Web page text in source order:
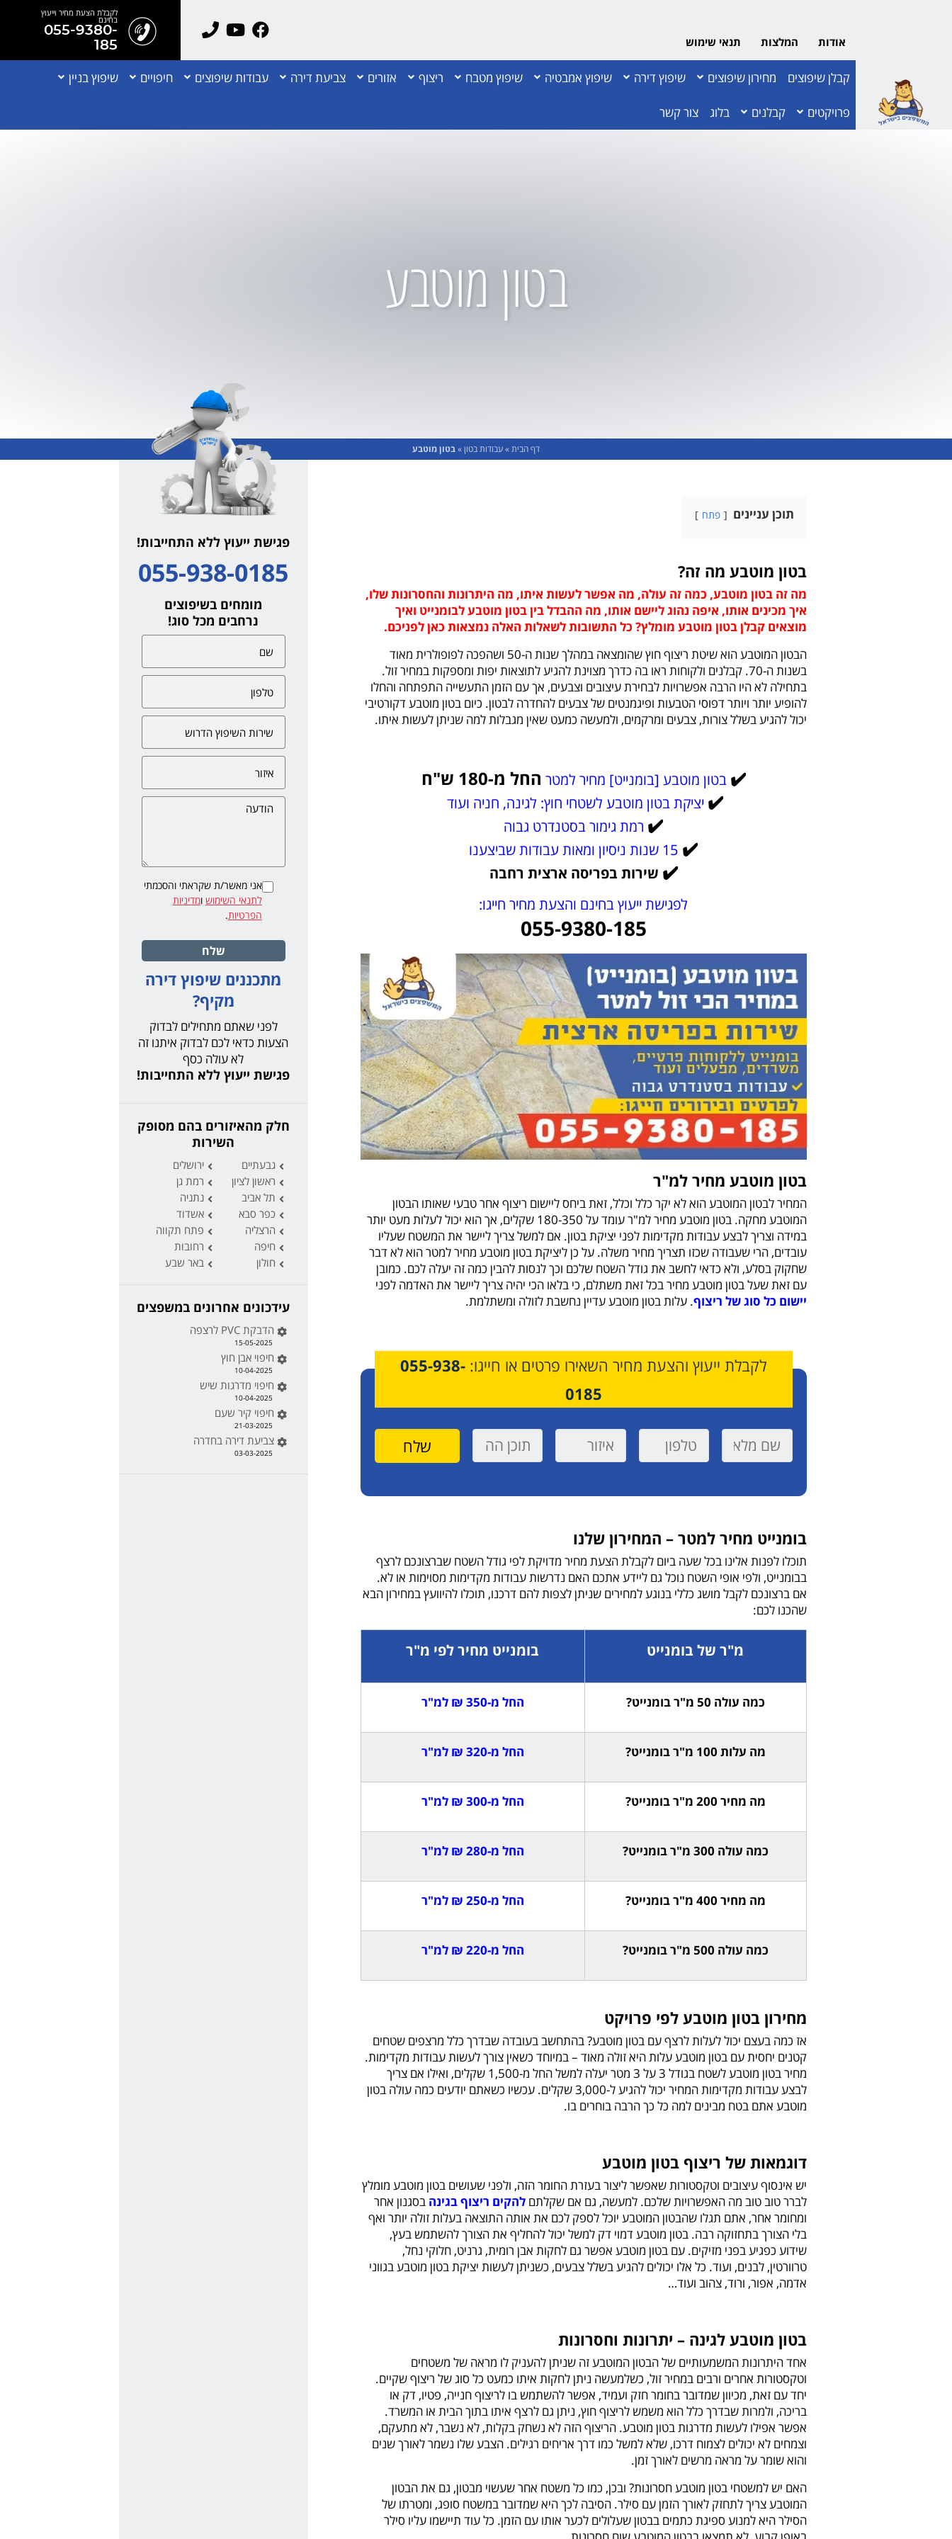
אודות המלצות תנאי שימוש
לקבלת הצעת מחיר וייעוץ
בחינם
055-9380-
185
קבלן שיפוצים מחירון שיפוצים שיפוץ דירה שיפוץ אמבטיה שיפוץ מטבח ריצוף אזורים צביעת דירה עבודות שיפוצים חיפויים שיפוץ בניין
פרויקטים קבלנים בלוג צור קשר
בטון מוטבע
דף הבית»עבודות בטון»בטון מוטבע
תוכן עניינים פתח
בטון מוטבע מה זה?
מה זה בטון מוטבע, כמה זה עולה, מה אפשר לעשות איתו, מה היתרונות והחסרונות שלו,
איך מכינים אותו, איפה נהוג ליישם אותו, מה ההבדל בין בטון מוטבע לבומנייט ואיך
מוצאים קבלן בטון מוטבע מומלץ? כל התשובות לשאלות האלה נמצאות כאן לפניכם.
הבטון המוטבע הוא שיטת ריצוף חוץ שהומצאה במהלך שנות ה-50 ושהפכה לפופולרית מאוד
בשנות ה-70. קבלנים ולקוחות ראו בה כדרך מצוינת להגיע לתוצאות יפות ומספקות במחיר זול.
בתחילה לא היו הרבה אפשרויות לבחירת עיצובים וצבעים, אך עם הזמן התעשייה התפתחה והחלו
להופיע יותר ויותר דפוסי הטבעות ופיגמנטים של צבעים להחדרה לבטון. כיום בטון מוטבע דקורטיבי
יכול להגיע בשלל צורות, צבעים ומרקמים, ולמעשה כמעט שאין מגבלות למה שניתן לעשות איתו.
✔️ בטון מוטבע [בומנייט] מחיר למטר החל מ-180 ש"ח
✔️ יציקת בטון מוטבע לשטחי חוץ: לגינה, חניה ועוד
✔️ רמת גימור בסטנדרט גבוה
✔️ 15 שנות ניסיון ומאות עבודות שביצענו
✔️ שירות בפריסה ארצית רחבה
לפגישת ייעוץ בחינם והצעת מחיר חייגו:
055-9380-185
בטון מוטבע מחיר למ"ר
המחיר לבטון המוטבע הוא לא יקר כלל וכלל, זאת ביחס ליישום ריצוף אחר טבעי שאותו הבטון
המוטבע מחקה. בטון מוטבע מחיר למ"ר עומד על 180-350 שקלים, אך הוא יכול לעלות מעט יותר
במידה וצריך לבצע עבודות מקדימות לפני יציקת בטון. אם למשל צריך ליישר את המשטח שעליו
עובדים, הרי שעבודה שכזו תצריך מחיר משלה. על כן ליציקת בטון מוטבע מחיר למטר הוא לא דבר
שחקוק בסלע, ולא כדאי לחשב את גודל השטח שלכם וכך לנסות להבין כמה זה יעלה לכם. כמובן
עם זאת שעל בטון מוטבע מחיר בכל זאת משתלם, כי בלאו הכי יהיה צריך ליישר את האדמה לפני
יישום כל סוג של ריצוף. עלות בטון מוטבע עדיין נחשבת לזולה ומשתלמת.
לקבלת ייעוץ והצעת מחיר השאירו פרטים או חייגו: 055-938-
0185
בומנייט מחיר למטר – המחירון שלנו
תוכלו לפנות אלינו בכל שעה ביום לקבלת הצעת מחיר מדויקת לפי גודל השטח שברצונכם לרצף
בבומנייט, ולפי אופי השטח נוכל גם ליידע אתכם האם נדרשות עבודות מקדימות מסוימות או לא.
אם ברצונכם לקבל מושג כללי בנוגע למחירים שניתן לצפות להם דרכנו, תוכלו להיוועץ במחירון הבא
שהכנו לכם:
מ"ר של בומנייט בומנייט מחיר לפי מ"ר
כמה עולה 50 מ"ר בומנייט? החל מ-350 ₪ למ"ר
מה עלות 100 מ"ר בומנייט? החל מ-320 ₪ למ"ר
מה מחיר 200 מ"ר בומנייט? החל מ-300 ₪ למ"ר
כמה עולה 300 מ"ר בומנייט? החל מ-280 ₪ למ"ר
מה מחיר 400 מ"ר בומנייט? החל מ-250 ₪ למ"ר
כמה עולה 500 מ"ר בומנייט? החל מ-220 ₪ למ"ר
מחירון בטון מוטבע לפי פרויקט
אז כמה בעצם יכול לעלות לרצף עם בטון מוטבע? בהתחשב בעובדה שבדרך כלל מרצפים שטחים
קטנים יחסית עם בטון מוטבע עלות היא זולה מאוד – במיוחד כשאין צורך לעשות עבודות מקדימות.
מחיר בטון מוטבע לשטח בגודל 3 על 3 מטר יעלה למשל החל מ-1,500 שקלים, ואילו אם צריך
לבצע עבודות מקדימות המחיר יכול להגיע ל-3,000 שקלים. עכשיו כשאתם יודעים כמה עולה בטון
מוטבע אתם בטח מבינים למה כל כך הרבה בוחרים בו.
דוגמאות של ריצוף בטון מוטבע
יש אינסוף עיצובים וטקסטורות שאפשר ליצור בעזרת החומר הזה, ולפני שעושים בטון מוטבע מומלץ
לברר טוב טוב מה האפשרויות שלכם. למעשה, גם אם שקלתםלהקים ריצוף בגינה בסגנון אחר
ומחומר אחר, אתם תגלו שהבטון המוטבע יוכל לספק לכם את אותה התוצאה בעלות זולה יותר ואף
בלי הצורך בתחזוקה רבה. בטון מוטבע דמוי דק למשל יכול להחליף את הצורך להשתמש בעץ,
שידוע כפגיע בפני מזיקים. עם בטון מוטבע אפשר גם לחקות אבן רומית, גרניט, חלוקי נחל,
טרוורטין, לבנים, ועוד. כל אלו יכולים להגיע בשלל צבעים, כשניתן לעשות יציקת בטון מוטבע בגווני
אדמה, אפור, ורוד, צהוב ועוד…
בטון מוטבע לגינה – יתרונות וחסרונות
אחד היתרונות המשמעותיים של הבטון המוטבע זה שניתן להעניק לו מראה של משטחים
וטקסטורות אחרים ורבים במחיר זול, כשלמעשה ניתן לחקות איתו כמעט כל סוג של ריצוף שקיים.
יחד עם זאת, מכיוון שמדובר בחומר חזק ועמיד, אפשר להשתמש בו לריצוף חנייה, פטיו, דק או
בריכה, ולמרות שבדרך כלל הוא משמש לריצוף חוץ, ניתן גם לרצף איתו בתוך הבית או המשרד.
אפשר אפילו לעשות מדרגות בטון מוטבע. הריצוף הזה לא נשחק בקלות, לא נשבר, לא מתעקם,
וצמחים לא יכולים לצמוח דרכו, שלא למשל כמו דרך אריחים רגילים. הצבע שלו נשמר לאורך שנים
והוא שומר על מראה מרשים לאורך זמן.
האם יש למשטחי בטון מוטבע חסרונות? ובכן, כמו כל משטח אחר שעשוי מבטון, גם את הבטון
המוטבע צריך לתחזק לאורך הזמן עם סילר. הסיבה לכך היא שמדובר במשטח סופג, ומטרתו של
הסילר היא למנוע ספיגת כתמים בבטון שעלולים לכער אותו עם הזמן. כל עוד תיישמו עליו סילר
פגישת ייעוץ ללא התחייבות!
055-938-0185
מומחים בשיפוצים
נרחבים מכל סוג!
אני מאשר/ת שקראתי והסכמתי
לתנאי השימוש ומדיניות
הפרטיות.
שלח
מתכננים שיפוץ דירה
מקיף?
לפני שאתם מתחילים לבדוק
הצעות כדאי לכם לבדוק איתנו זה
לא עולה כסף
פגישת ייעוץ ללא התחייבות!
חלק מהאיזורים בהם מסופק
השירות
גבעתיים
ירושלים
ראשון לציון
רמת גן
תל אביב
נתניה
כפר סבא
אשדוד
הרצליה
פתח תקווה
חיפה
רחובות
חולון
באר שבע
עידכונים אחרונים במשפצים
הדבקת PVC לרצפה
15-05-2025
חיפוי אבן חוץ
10-04-2025
חיפוי מדרגות שיש
10-04-2025
חיפוי קיר שעם
21-03-2025
צביעת דירה בחדרה
03-03-2025